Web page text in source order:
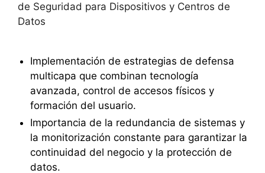
de Seguridad para Dispositivos y Centros de
Datos
Implementación de estrategias de defensa
multicapa que combinan tecnología
avanzada, control de accesos físicos y
formación del usuario.
Importancia de la redundancia de sistemas y
la monitorización constante para garantizar la
continuidad del negocio y la protección de
datos.